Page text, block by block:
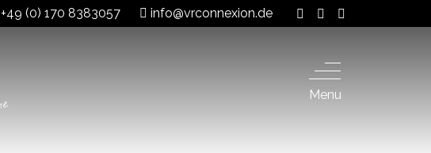
+49 (0) 170 8383057 info@vrconnexion.de
Menu